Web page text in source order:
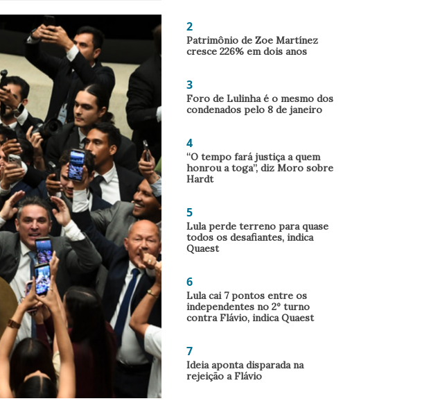
2
Patrimônio de Zoe Martínez
cresce 226% em dois anos
3
Foro de Lulinha é o mesmo dos
condenados pelo 8 de janeiro
4
“O tempo fará justiça a quem
honrou a toga”, diz Moro sobre
Hardt
5
Lula perde terreno para quase
todos os desafiantes, indica
Quaest
6
Lula cai 7 pontos entre os
independentes no 2º turno
contra Flávio, indica Quaest
7
Ideia aponta disparada na
rejeição a Flávio